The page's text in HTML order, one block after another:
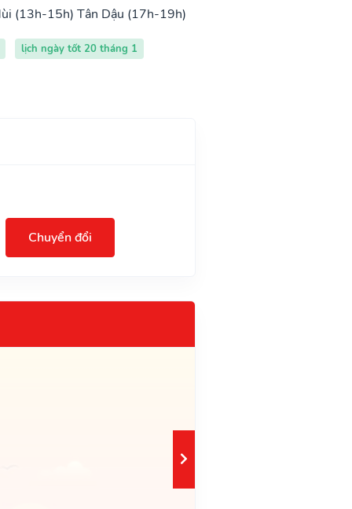
(13h-15h) Tân Dậu (17h-19h)
lịch ngày tốt 20 tháng 1
Chuyển đổi